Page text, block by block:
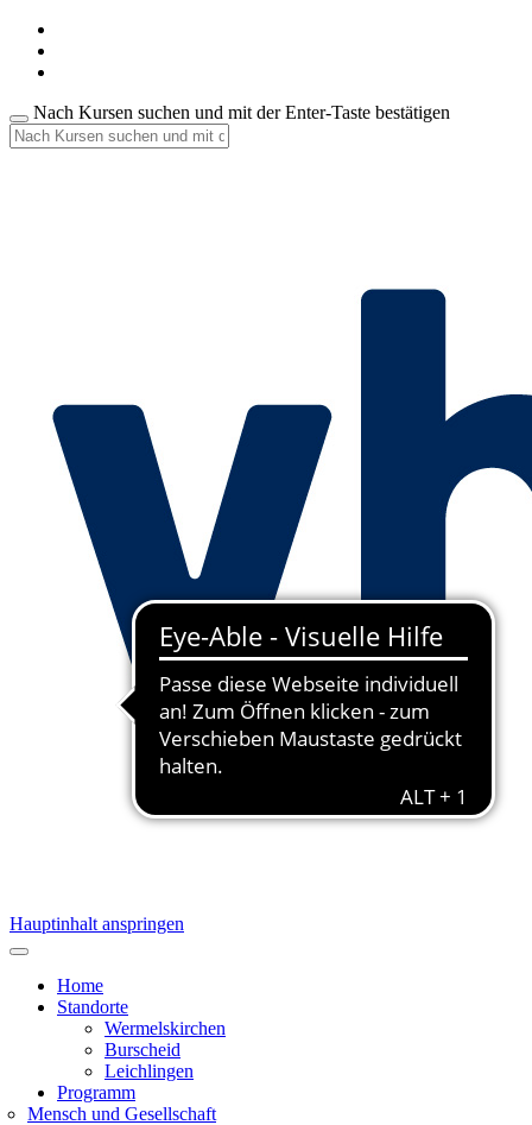
Nach Kursen suchen und mit der Enter-Taste bestätigen
Hauptinhalt anspringen
Home
Standorte
Wermelskirchen
Burscheid
Leichlingen
Programm
Mensch und Gesellschaft